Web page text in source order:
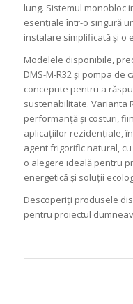
lung. Sistemul monobloc
esențiale într-o singură
instalare simplificată și o
Modelele disponibile,
DMS-M-R32și pompa de
concepute pentru a
sustenabilitate. Varianta
performanță și costuri,
aplicațiilor rezidențiale,
agent frigorific natural,
o alegere ideală pentru
energetică și soluții
Descoperiți produsele
pentru proiectul